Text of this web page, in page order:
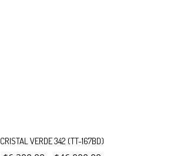
tiene
múltiples
CRISTAL VERDE 342 (TT-167BD)